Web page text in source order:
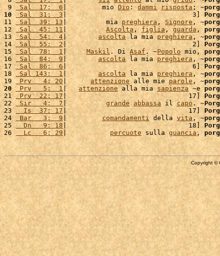
9 Sal  17:  6|         mio Dio : dammi risposta ; ~
10
Sal  31:  3 |                                3]
11 Sal  39: 13 |          mia preghiera , Signore , ~
12
Sal  45: 11 | Ascolta, figlia, guarda,
13
Sal  54:  4| ascolta la mia preghiera, ~
14 Sal  55:  2 |                                2]
15 Sal  78:  1 | Maskil . Di Asaf. ~Popolo mio,
16
Sal  84:  9 | ascolta la mia preghiera , ~
17 Sal  86:  6|                                6]
18
Sal 143:  1 | ascolta la mia preghiera , ~
19 Prv   4: 20 | attenzione alle mie parole , ~
20 Prv   5:  1 | attenzione alla mia sapienza ~e
21
Prv  22: 17|                               17]
22 Sir   4:  7 | grande abbassa il capo . ~
23
  Is  37: 17
|                               17]
24
Bar   3:  9| comandamenti della vita , ~
25
  Dn   9: 18
|                               18]
26
  Lc   6: 29
| percuote sulla guancia,
Copyright ©